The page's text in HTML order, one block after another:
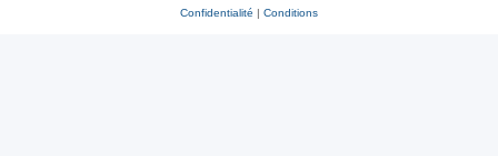
Confidentialité | Conditions